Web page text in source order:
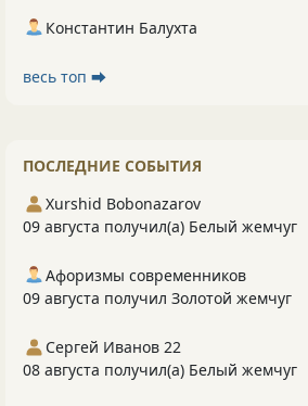
Константин Балухта
весь топ ⮕
ПОСЛЕДНИЕ СОБЫТИЯ
Xurshid Bobonazarov
09 августа получил(а) Белый жемчуг
Афоризмы современников
09 августа получил Золотой жемчуг
Сергей Иванов 22
08 августа получил(а) Белый жемчуг